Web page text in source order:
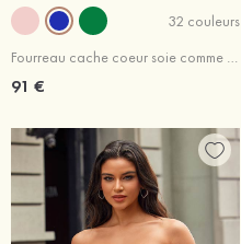
32 couleurs
Fourreau cache coeur soie comme du satin courte/mini robe de fête de la rentrée
91 €